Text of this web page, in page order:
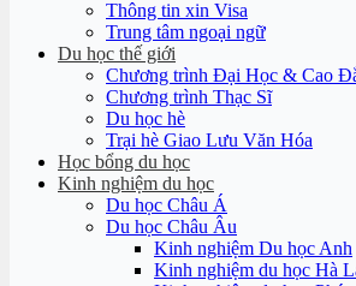
Thông tin xin Visa
Trung tâm ngoại ngữ
Du học thế giới
Chương trình Đại Học & Cao
Chương trình Thạc Sĩ
Du học hè
Trại hè Giao Lưu Văn Hóa
Học bổng du học
Kinh nghiệm du học
Du học Châu Á
Du học Châu Âu
Kinh nghiệm Du học Anh
Kinh nghiệm du học Hà